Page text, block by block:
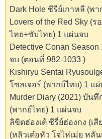
Dark Hole ซีรีย์เกาหลี (พ
Lovers of the Red Sky (
ไทย+ซับไทย) 1 แผ่นจบ
Detective Conan
จบ (ตอนที่ 982-1033 )
Kishiryu Sentai
โซลเจอร์ (พากย์ไทย) 1 แ
Murder Diary (2021) บัน
(พากย์ไทย) 1 แผ่นจบ
ลิขิตฮ่องเต้ ซีรี่ย์ฮ่องกง (เ
(หลิวเต๋อหัว โจไห่เม่ย หลัน